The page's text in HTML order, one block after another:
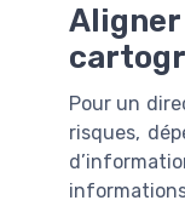
Pour un
risques,